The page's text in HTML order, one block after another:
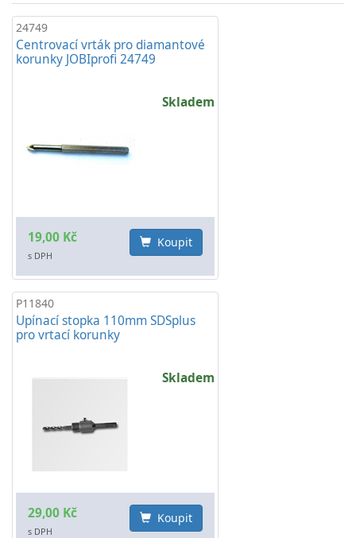
24749
Centrovací vrták pro diamantové
korunky JOBIprofi 24749
Skladem
19,00 Kč
s DPH
Koupit
P11840
Upínací stopka 110mm SDSplus
pro vrtací korunky
Skladem
29,00 Kč
s DPH
Koupit